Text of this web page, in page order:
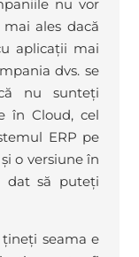
nu vor
ales dacă
aplicații mai
dvs. se
nu sunteți
în Cloud, cel
ERP pe
o versiune în
dat să puteți
seama e